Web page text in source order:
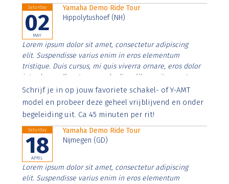
Saturday
02
MAY
Yamaha Demo Ride Tour
Hippolytushoef (NH)
Lorem ipsum dolor sit amet, consectetur adipiscing
elit. Suspendisse varius enim in eros elementum
tristique. Duis cursus, mi quis viverra ornare, eros dolor
interdum nulla, ut commodo diam libero vitae erat.
Aenean faucibus nibh et justo cursus id rutrum lorem
imperdiet. Nunc ut sem vitae risus tristique posuere.
Schrijf je in op jouw favoriete schakel- of Y-AMT
model en probeer deze geheel vrijblijvend en onder
begeleiding uit. Ca 45 minuten per rit!
Saturday
18
APRIL
Yamaha Demo Ride Tour
Nijmegen (GD)
Lorem ipsum dolor sit amet, consectetur adipiscing
elit. Suspendisse varius enim in eros elementum